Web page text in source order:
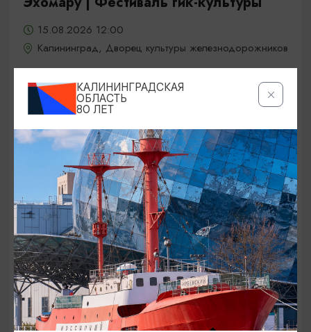
15.08.2026 12:00
Калининград, Дворец культуры железнодорожников
ОТ 5000₽
КОНЦЕРТЫ
Jony / Джони
15.08.2026 19:00
КАЛИНИНГРАДСКАЯ
ОБЛАСТЬ
80 ЛЕТ